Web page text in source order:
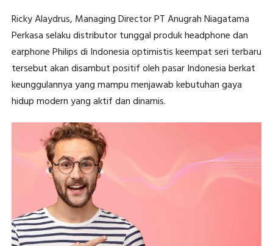
Ricky Alaydrus, Managing Director PT Anugrah Niagatama
Perkasa selaku distributor tunggal produk headphone dan
earphone Philips di Indonesia optimistis keempat seri terbaru
tersebut akan disambut positif oleh pasar Indonesia berkat
keunggulannya yang mampu menjawab kebutuhan gaya
hidup modern yang aktif dan dinamis.